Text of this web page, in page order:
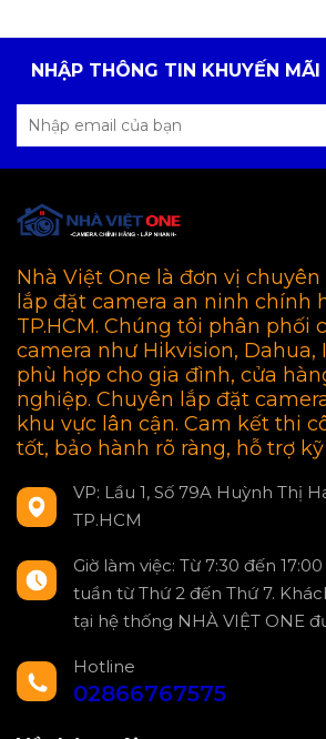
NHẬP THÔNG TIN KHUYẾN
Nhà Việt One là đơn vị
lắp đặt camera an ninh chính
TP.HCM. Chúng tôi phân phối
camera như Hikvision, Dahua,
phù hợp cho gia đình, cửa
nghiệp. Chuyên lắp đặt
khu vực lân cận. Cam kết thi
tốt, bảo hành rõ ràng, hỗ trợ
VP: Lầu 1, Số 79A Huỳnh Thị
TP.HCM
Giờ làm việc: Từ 7:30 đến
tuần từ Thứ 2 đến Thứ 7.
tại hệ thống NHÀ VIỆT ONE
Hotline
02866767575